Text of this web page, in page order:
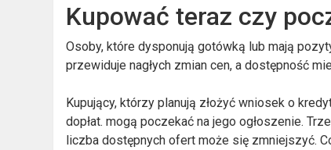
Kupować teraz czy
Osoby, które dysponują gotówką lub mają
przewiduje nagłych zmian cen, a dostępność
Kupujący, którzy planują złożyć wniosek o
dopłat. mogą poczekać na jego ogłoszenie.
liczba dostępnych ofert może się zmniejszyć.